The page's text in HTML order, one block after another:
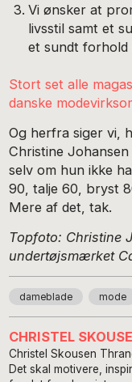
Vi ønsker at
livsstil samt et
et sundt forhold
Stort set alle
danske
Og herfra siger vi,
Christine
selv om hun ikke
90, talje 60, bryst
Mere af det, tak.
Topfoto: Christine
undertøjsmærket
dameblade mode
CHRISTEL
Christel Skousen
Det skal motivere,